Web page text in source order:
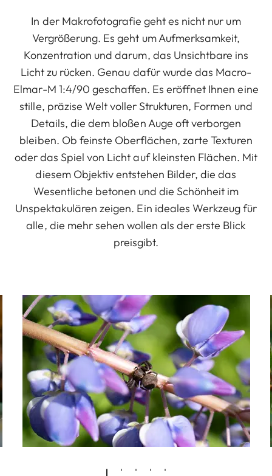
In der Makrofotografie geht es nicht nur um
Vergrößerung. Es geht um Aufmerksamkeit,
Konzentration und darum, das Unsichtbare ins
Licht zu rücken. Genau dafür wurde das Macro-
Elmar-M 1:4/90 geschaffen. Es eröffnet Ihnen eine
stille, präzise Welt voller Strukturen, Formen und
Details, die dem bloßen Auge oft verborgen
bleiben. Ob feinste Oberflächen, zarte Texturen
oder das Spiel von Licht auf kleinsten Flächen. Mit
diesem Objektiv entstehen Bilder, die das
Wesentliche betonen und die Schönheit im
Unspektakulären zeigen. Ein ideales Werkzeug für
alle, die mehr sehen wollen als der erste Blick
preisgibt.